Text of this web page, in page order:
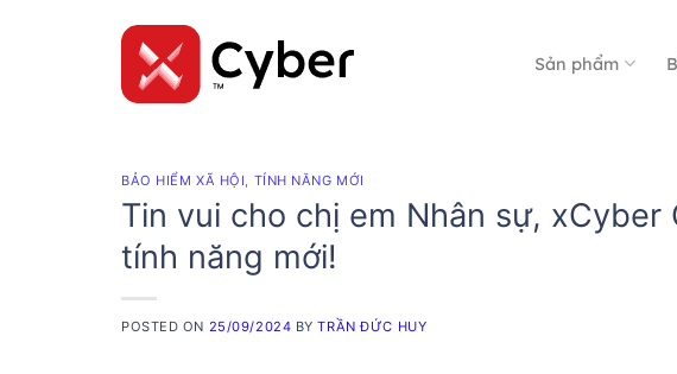
Sản phẩm
BẢO HIỂM XÃ HỘI, TÍNH NĂNG MỚI
Tin vui cho chị em Nhân sự,
tính năng mới!
POSTED ON 25/09/2024 BYTRẦN ĐỨC HUY